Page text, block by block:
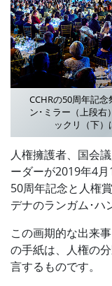
CCHRの50周年記
ン･ミラー（上段右
ックリ（下）
人権擁護者、国会
ーダーが2019年4月
50周年記念と人権
デナのランガム･ハ
この画期的な出来
の手紙は、人権の
言するものです。